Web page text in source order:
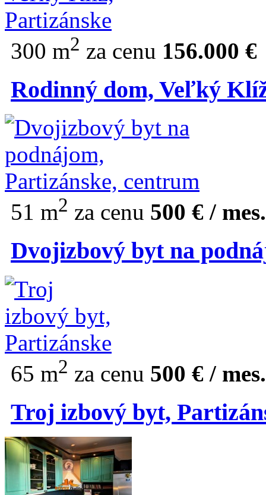
300 m2 za cenu 156.000 €
Rodinný dom, Veľký
51 m2 za cenu 500 € / mes.
Dvojizbový byt na
65 m2 za cenu 500 € / mes.
Troj izbový byt,